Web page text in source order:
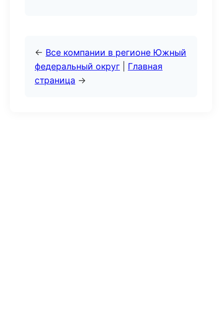
← Все компании в регионе Южный
федеральный округ
Главная
страница →